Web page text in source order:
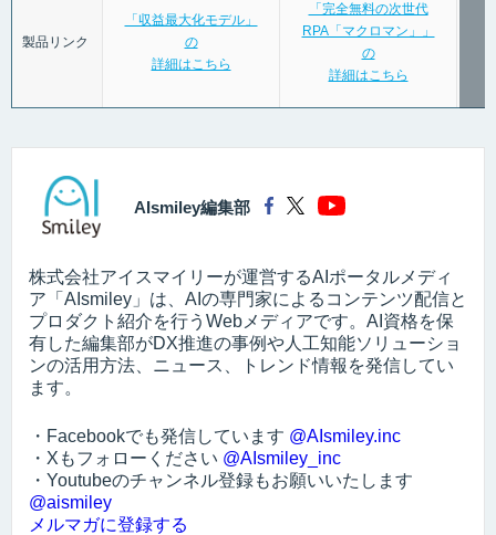
製品リンク
「収益最大化モデル」
の
詳細はこちら
「完全無料の次世代
RPA「マクロマン」」
の
詳細はこちら
AIsmiley編集部
株式会社アイスマイリーが運営するAIポータルメディ
ア「AIsmiley」は、AIの専門家によるコンテンツ配信と
プロダクト紹介を行うWebメディアです。AI資格を保
有した編集部がDX推進の事例や人工知能ソリューショ
ンの活用方法、ニュース、トレンド情報を発信してい
ます。
・Facebookでも発信しています @AIsmiley.inc
・Xもフォローください @AIsmiley_inc
・Youtubeのチャンネル登録もお願いいたします
@aismiley
メルマガに登録する